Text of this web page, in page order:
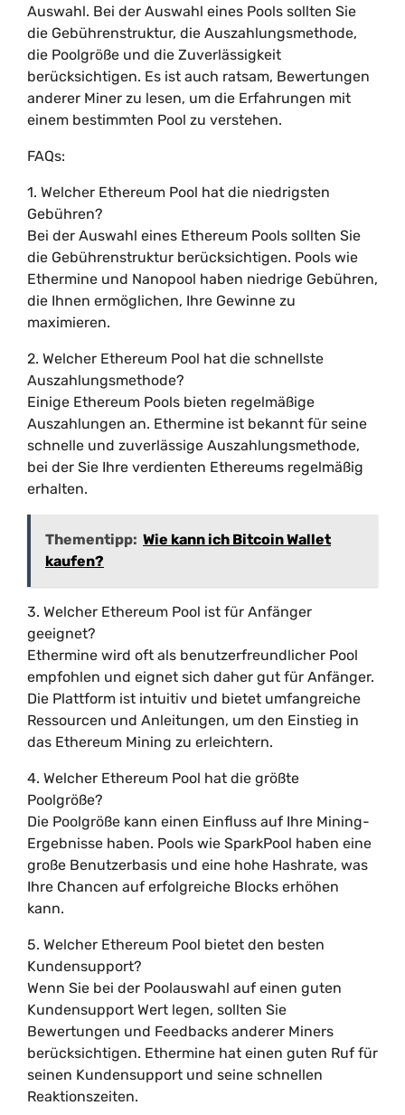
Auswahl. Bei der Auswahl eines Pools sollten Sie
die Gebührenstruktur, die Auszahlungsmethode,
die Poolgröße und die Zuverlässigkeit
berücksichtigen. Es ist auch ratsam, Bewertungen
anderer Miner zu lesen, um die Erfahrungen mit
einem bestimmten Pool zu verstehen.
FAQs:
1. Welcher Ethereum Pool hat die niedrigsten
Gebühren?
Bei der Auswahl eines Ethereum Pools sollten Sie
die Gebührenstruktur berücksichtigen. Pools wie
Ethermine und Nanopool haben niedrige Gebühren,
die Ihnen ermöglichen, Ihre Gewinne zu
maximieren.
2. Welcher Ethereum Pool hat die schnellste
Auszahlungsmethode?
Einige Ethereum Pools bieten regelmäßige
Auszahlungen an. Ethermine ist bekannt für seine
schnelle und zuverlässige Auszahlungsmethode,
bei der Sie Ihre verdienten Ethereums regelmäßig
erhalten.
Thementipp: Wie kann ich Bitcoin Wallet
kaufen?
3. Welcher Ethereum Pool ist für Anfänger
geeignet?
Ethermine wird oft als benutzerfreundlicher Pool
empfohlen und eignet sich daher gut für Anfänger.
Die Plattform ist intuitiv und bietet umfangreiche
Ressourcen und Anleitungen, um den Einstieg in
das Ethereum Mining zu erleichtern.
4. Welcher Ethereum Pool hat die größte
Poolgröße?
Die Poolgröße kann einen Einfluss auf Ihre Mining-
Ergebnisse haben. Pools wie SparkPool haben eine
große Benutzerbasis und eine hohe Hashrate, was
Ihre Chancen auf erfolgreiche Blocks erhöhen
kann.
5. Welcher Ethereum Pool bietet den besten
Kundensupport?
Wenn Sie bei der Poolauswahl auf einen guten
Kundensupport Wert legen, sollten Sie
Bewertungen und Feedbacks anderer Miners
berücksichtigen. Ethermine hat einen guten Ruf für
seinen Kundensupport und seine schnellen
Reaktionszeiten.